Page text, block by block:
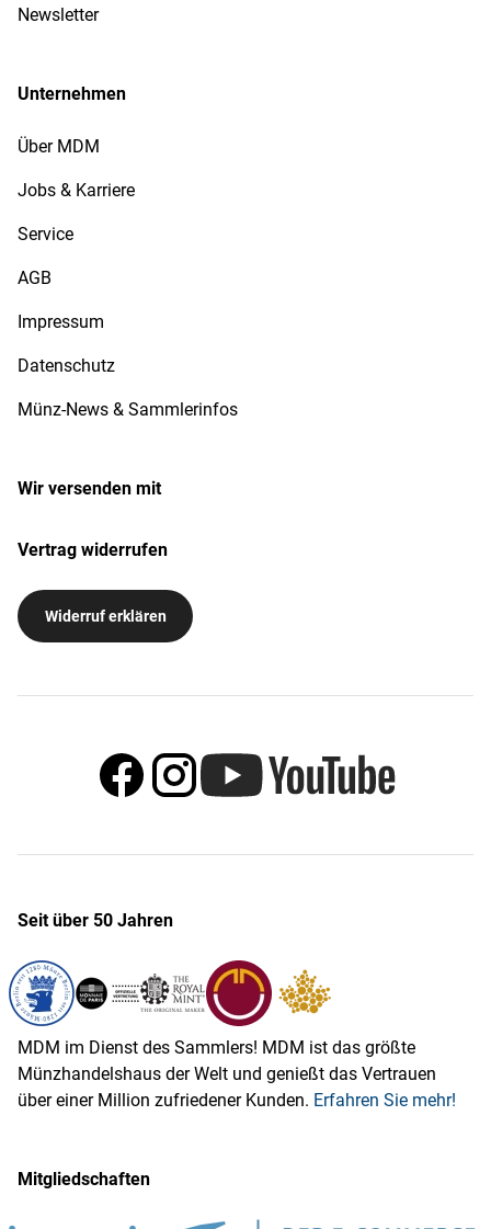
Newsletter
Unternehmen
Über MDM
Jobs & Karriere
Service
AGB
Impressum
Datenschutz
Münz-News & Sammlerinfos
Wir versenden mit
Vertrag widerrufen
Widerruf erklären
Seit über 50 Jahren
MDM im Dienst des Sammlers! MDM ist das größte
Münzhandelshaus der Welt und genießt das Vertrauen
über einer Million zufriedener Kunden. Erfahren Sie mehr!
Mitgliedschaften